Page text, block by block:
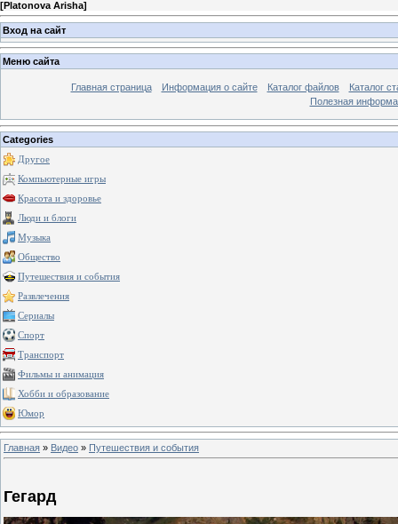
[Platonova Arisha]
Вход на сайт
Меню сайта
Главная страница Информация о сайте Каталог файлов
Каталог
Полезная
Categories
Другое
Компьютерные игры
Красота и здоровье
Люди и блоги
Музыка
Общество
Путешествия и события
Развлечения
Сериалы
Спорт
Транспорт
Фильмы и анимация
Хобби и образование
Юмор
Главная » Видео » Путешествия и события
Гегард